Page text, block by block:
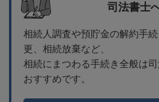
司法書士
相続人調査や預貯金の解約手
更、相続放棄など、
相続にまつわる手続き全般は
おすすめです。